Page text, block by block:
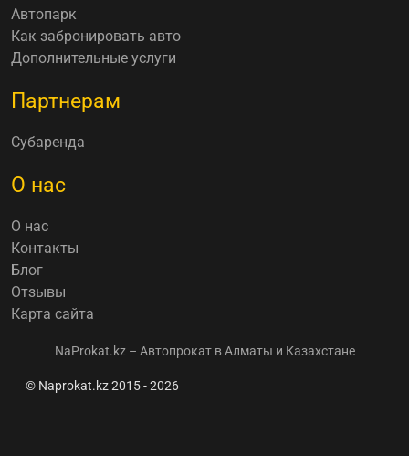
Автопарк
Как забронировать авто
Дополнительные услуги
Партнерам
Субаренда
О нас
О нас
Контакты
Блог
Отзывы
Карта сайта
NaProkat.kz – Автопрокат в Алматы и Казахстане
© Naprokat.kz 2015 - 2026